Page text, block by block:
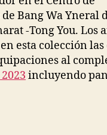
Bang Wa Yneral
-Tong You. Los
esta colección las
al
incluyendo